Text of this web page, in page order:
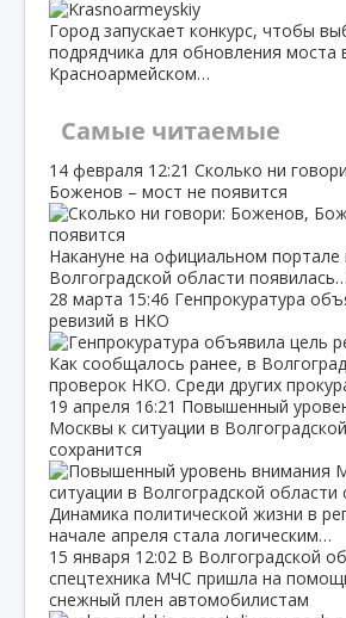
Город запускает конкурс, чтобы
подрядчика для обновления моста
Красноармейском…
Самые читаемые
14 февраля 12:21 Сколько ни
Боженов – мост не появится
Накануне на официальном портале
Волгоградской области появилась…
28 марта 15:46 Генпрокуратура
ревизий в НКО
Как сообщалось ранее, в
проверок НКО. Среди других
19 апреля 16:21 Повышенный
Москвы к ситуации в
сохранится
Динамика политической жизни в
начале апреля стала логическим…
15 января 12:02 В Волгоградской
спецтехника МЧС пришла на
снежный плен автомобилистам